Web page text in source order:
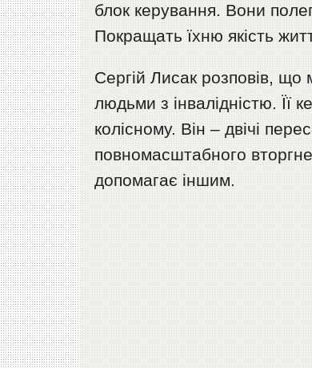
блок керування. Вони
Покращать їхню якість
Сергій Лисак розповів, що
людьми з інвалідністю. Її
колісному. Він – двічі
повномасштабного
допомагає іншим.